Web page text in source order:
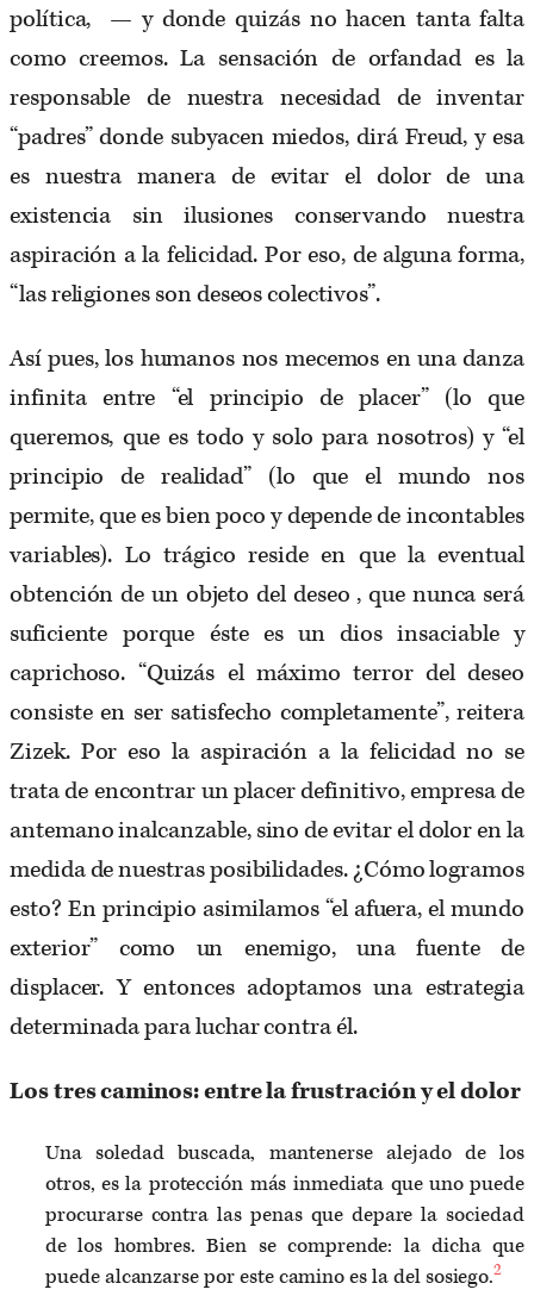
política, — y donde quizás no hacen tanta falta
como creemos. La sensación de orfandad es la
responsable de nuestra necesidad de inventar
“padres” donde subyacen miedos, dirá Freud, y esa
es nuestra manera de evitar el dolor de una
existencia sin ilusiones conservando nuestra
aspiración a la felicidad. Por eso, de alguna forma,
“las religiones son deseos colectivos”.
Así pues, los humanos nos mecemos en una danza
infinita entre “el principio de placer” (lo que
queremos, que es todo y solo para nosotros) y “el
principio de realidad” (lo que el mundo nos
permite, que es bien poco y depende de incontables
variables). Lo trágico reside en que la eventual
obtención de un objeto del deseo , que nunca será
suficiente porque éste es un dios insaciable y
caprichoso. “Quizás el máximo terror del deseo
consiste en ser satisfecho completamente”, reitera
Zizek. Por eso la aspiración a la felicidad no se
trata de encontrar un placer definitivo, empresa de
antemano inalcanzable, sino de evitar el dolor en la
medida de nuestras posibilidades. ¿Cómo logramos
esto? En principio asimilamos “el afuera, el mundo
exterior” como un enemigo, una fuente de
displacer. Y entonces adoptamos una estrategia
determinada para luchar contra él.
Los tres caminos: entre la frustración y el dolor
Una soledad buscada, mantenerse alejado de los
otros, es la protección más inmediata que uno puede
procurarse contra las penas que depare la sociedad
de los hombres. Bien se comprende: la dicha que
puede alcanzarse por este camino es la del sosiego.2